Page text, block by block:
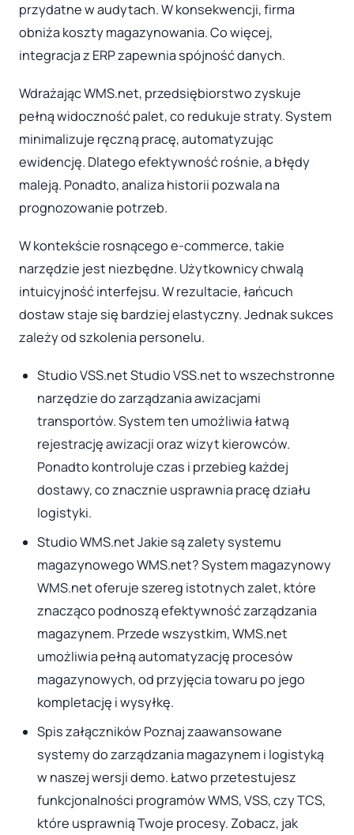
przydatne w audytach. W konsekwencji, firma
obniża koszty magazynowania. Co więcej,
integracja z ERP zapewnia spójność danych.
Wdrażając WMS.net, przedsiębiorstwo zyskuje
pełną widoczność palet, co redukuje straty. System
minimalizuje ręczną pracę, automatyzując
ewidencję. Dlatego efektywność rośnie, a błędy
maleją. Ponadto, analiza historii pozwala na
prognozowanie potrzeb.
W kontekście rosnącego e-commerce, takie
narzędzie jest niezbędne. Użytkownicy chwalą
intuicyjność interfejsu. W rezultacie, łańcuch
dostaw staje się bardziej elastyczny. Jednak sukces
zależy od szkolenia personelu.
Studio VSS.net Studio VSS.net to wszechstronne
narzędzie do zarządzania awizacjami
transportów. System ten umożliwia łatwą
rejestrację awizacji oraz wizyt kierowców.
Ponadto kontroluje czas i przebieg każdej
dostawy, co znacznie usprawnia pracę działu
logistyki.
Studio WMS.net Jakie są zalety systemu
magazynowego WMS.net? System magazynowy
WMS.net oferuje szereg istotnych zalet, które
znacząco podnoszą efektywność zarządzania
magazynem. Przede wszystkim, WMS.net
umożliwia pełną automatyzację procesów
magazynowych, od przyjęcia towaru po jego
kompletację i wysyłkę.
Spis załączników Poznaj zaawansowane
systemy do zarządzania magazynem i logistyką
w naszej wersji demo. Łatwo przetestujesz
funkcjonalności programów WMS, VSS, czy TCS,
które usprawnią Twoje procesy. Zobacz, jak